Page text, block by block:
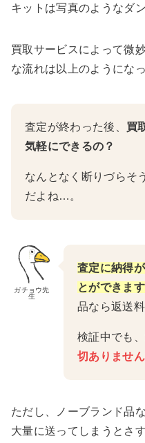
キットは写真のようなダ
買取サービスによって微
な流れは以上のようにな
査定が終わった後、 買
気軽にできるの？
なんとなく断りづらそ
だよね…。
ガチョウ先
生
査定に納得
とができます
品なら返送
検証中でも、
切ありません
ただし、ノーブランド品
大量に送ってしまうとさ